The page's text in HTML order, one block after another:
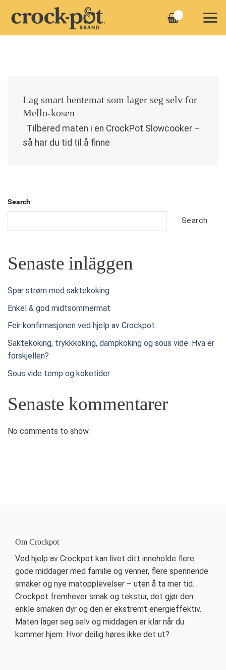
Lag smart hentemat som lager seg selv for
Mello-kosen
Tilbered maten i en CrockPot Slowcooker –
så har du tid til å finne
Search
Search
Senaste inläggen
Spar strøm med saktekoking
Enkel & god midtsommermat
Feir konfirmasjonen ved hjelp av Crockpot
Saktekoking, trykkkoking, dampkoking og sous vide. Hva er
forskjellen?
Sous vide temp og koketider
Senaste kommentarer
No comments to show.
Om Crockpot
Ved hjelp av Crockpot kan livet ditt inneholde flere
gode middager med familie og venner, flere spennende
smaker og nye matopplevelser – uten å ta mer tid.
Crockpot fremhever smak og tekstur, det gjør den
enkle smaken dyr og den er ekstremt energieffektiv.
Maten lager seg selv og middagen er klar når du
kommer hjem. Hvor deilig høres ikke det ut?